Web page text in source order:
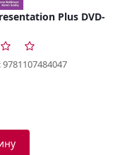
Plus DVD-
9781107484047